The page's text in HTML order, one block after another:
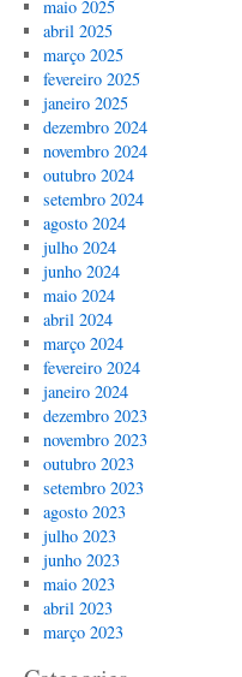
maio 2025
abril 2025
março 2025
fevereiro 2025
janeiro 2025
dezembro 2024
novembro 2024
outubro 2024
setembro 2024
agosto 2024
julho 2024
junho 2024
maio 2024
abril 2024
março 2024
fevereiro 2024
janeiro 2024
dezembro 2023
novembro 2023
outubro 2023
setembro 2023
agosto 2023
julho 2023
junho 2023
maio 2023
abril 2023
março 2023